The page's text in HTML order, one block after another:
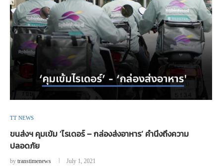
TT NEWS
ขนส่งฯ คุมเข้ม ‘ไรเดอร์ – กล่องส่งอาหาร’ คำนึงถึงความ
ปลอดภัย
by transtimenews July 1, 2021